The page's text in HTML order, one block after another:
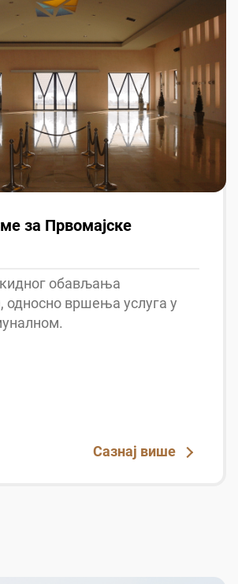
за Првомајске
обављања
односно вршења услуга у
Сазнај више